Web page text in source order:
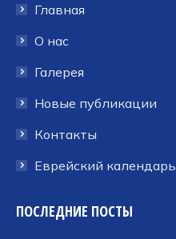
новом
окне
новом
окне
новом
Главная
О нас
Галерея
Новые публикации
Контакты
Еврейский календарь
ПОСЛЕДНИЕ ПОСТЫ